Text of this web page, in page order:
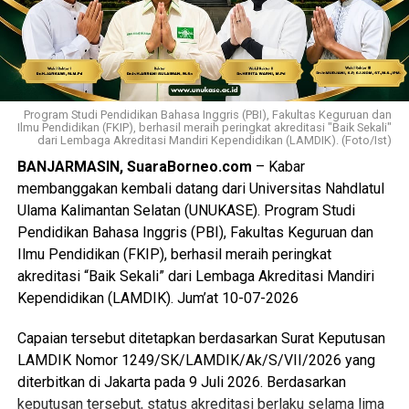
Messenger 0 Twitter/X 0
Program Studi Pendidikan Bahasa Inggris (PBI), Fakultas Keguruan dan
Ilmu Pendidikan (FKIP), berhasil meraih peringkat akreditasi "Baik Sekali"
dari Lembaga Akreditasi Mandiri Kependidikan (LAMDIK). (Foto/Ist)
BANJARMASIN, SuaraBorneo.com – Kabar
membanggakan kembali datang dari Universitas Nahdlatul
Ulama Kalimantan Selatan (UNUKASE). Program Studi
Pendidikan Bahasa Inggris (PBI), Fakultas Keguruan dan
Ilmu Pendidikan (FKIP), berhasil meraih peringkat
akreditasi “Baik Sekali” dari Lembaga Akreditasi Mandiri
Kependidikan (LAMDIK). Jum’at 10-07-2026
Capaian tersebut ditetapkan berdasarkan Surat Keputusan
LAMDIK Nomor 1249/SK/LAMDIK/Ak/S/VII/2026 yang
diterbitkan di Jakarta pada 9 Juli 2026. Berdasarkan
keputusan tersebut, status akreditasi berlaku selama lima